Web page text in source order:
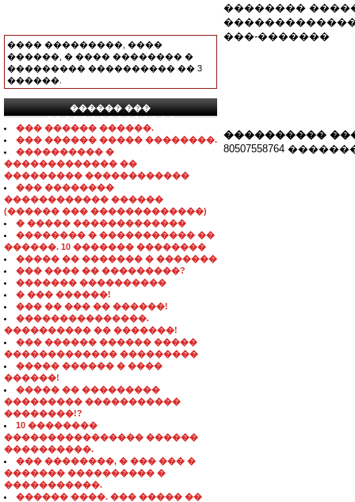
���� ���������, ����
������, � ���� �������� �
��������� ���������� �� 3
������.
������ ���
���������������
��� ������ ������.
��� ������ ����� ��������.
���������� �
������������� ��
��������� ������������
��� ��������
������������ ������
(������ ��� �������������)
� ����� �������������
�������� � ����������� ��
������. 10 ������� ��������
����� �� ������� � �������
��� ���� �� ���������?
������� ����������
� ��� ������!
��� �� ��� �� ������!
���������������.
���������� �� �������!
��� ������ ������ �����
������������� ���������
����� ������ � ����
������!
����� �� ���������
��������� �����������
��������!?
10 ��������
���������������� ������
����������.
��� ��������, � ��� ��� �
������� ���������� �
�����������.
������ ����. ��� ����� ��
��������
���-�������
����������
80507558764